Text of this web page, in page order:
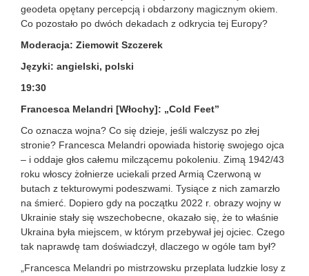
geodeta opętany percepcją i obdarzony magicznym okiem.
Co pozostało po dwóch dekadach z odkrycia tej Europy?
Moderacja: Ziemowit Szczerek
Języki: angielski, polski
19:30
Francesca Melandri [Włochy]: „Cold Feet”
Co oznacza wojna? Co się dzieje, jeśli walczysz po złej
stronie? Francesca Melandri opowiada historię swojego ojca
– i oddaje głos całemu milczącemu pokoleniu. Zimą 1942/43
roku włoscy żołnierze uciekali przed Armią Czerwoną w
butach z tekturowymi podeszwami. Tysiące z nich zamarzło
na śmierć. Dopiero gdy na początku 2022 r. obrazy wojny w
Ukrainie stały się wszechobecne, okazało się, że to właśnie
Ukraina była miejscem, w którym przebywał jej ojciec. Czego
tak naprawdę tam doświadczył, dlaczego w ogóle tam był?
„Francesca Melandri po mistrzowsku przeplata ludzkie losy z